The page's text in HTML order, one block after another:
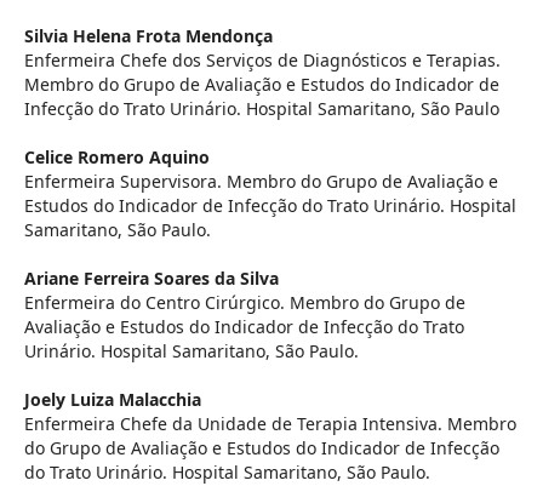
Silvia Helena Frota Mendonça
Enfermeira Chefe dos Serviços de Diagnósticos e Terapias.
Membro do Grupo de Avaliação e Estudos do Indicador de
Infecção do Trato Urinário. Hospital Samaritano, São Paulo
Celice Romero Aquino
Enfermeira Supervisora. Membro do Grupo de Avaliação e
Estudos do Indicador de Infecção do Trato Urinário. Hospital
Samaritano, São Paulo.
Ariane Ferreira Soares da Silva
Enfermeira do Centro Cirúrgico. Membro do Grupo de
Avaliação e Estudos do Indicador de Infecção do Trato
Urinário. Hospital Samaritano, São Paulo.
Joely Luiza Malacchia
Enfermeira Chefe da Unidade de Terapia Intensiva. Membro
do Grupo de Avaliação e Estudos do Indicador de Infecção
do Trato Urinário. Hospital Samaritano, São Paulo.